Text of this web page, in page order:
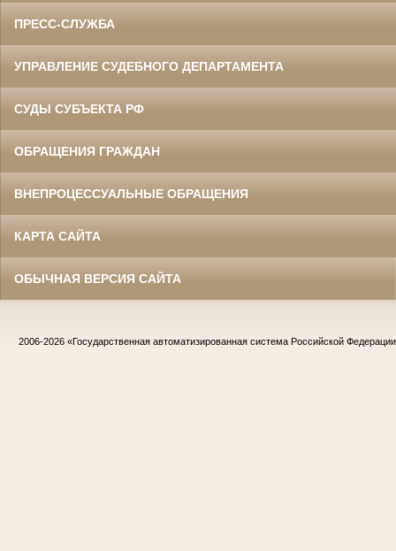
ПРЕСС-СЛУЖБА
УПРАВЛЕНИЕ СУДЕБНОГО ДЕПАРТАМЕНТА
СУДЫ СУБЪЕКТА РФ
ОБРАЩЕНИЯ ГРАЖДАН
ВНЕПРОЦЕССУАЛЬНЫЕ ОБРАЩЕНИЯ
КАРТА САЙТА
ОБЫЧНАЯ ВЕРСИЯ САЙТА
2006-2026 «Государственная автоматизированная система Российской